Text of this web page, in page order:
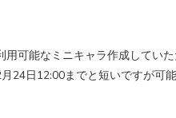
用可能なミニキャラ作成していた
24日12:00までと短いですが可